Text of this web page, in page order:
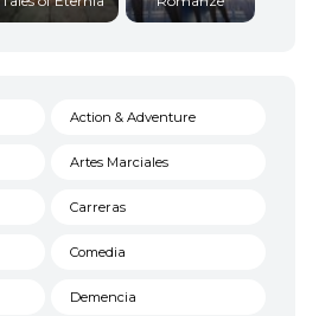
Action & Adventure
Artes Marciales
Carreras
Comedia
Demencia